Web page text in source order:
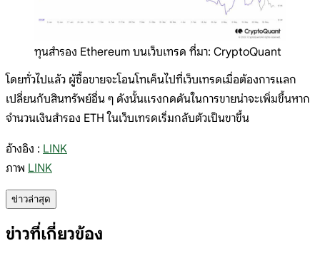
ทุนสำรอง Ethereum บนเว็บเทรด ที่มา: CryptoQuant
โดยทั่วไปแล้ว ผู้ซื้อขายจะโอนโทเค็นไปที่เว็บเทรดเมื่อต้องการแลก
เปลี่ยนกับสินทรัพย์อื่น ๆ ดังนั้นแรงกดดันในการขายน่าจะเพิ่มขึ้นหาก
จำนวนเงินสำรอง ETH ในเว็บเทรดเริ่มกลับตัวเป็นขาขึ้น
อ้างอิง : LINK
ภาพ LINK
ข่าวล่าสุด
ข่าวที่เกี่ยวข้อง